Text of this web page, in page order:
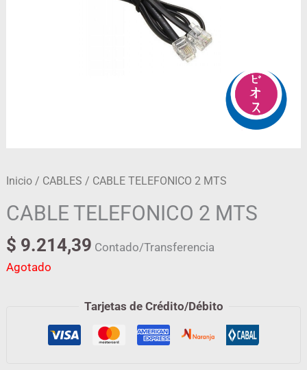
Inicio / CABLES / CABLE TELEFONICO 2 MTS
CABLE TELEFONICO 2 MTS
$ 9.214,39 Contado/Transferencia
Agotado
Tarjetas de Crédito/Débito